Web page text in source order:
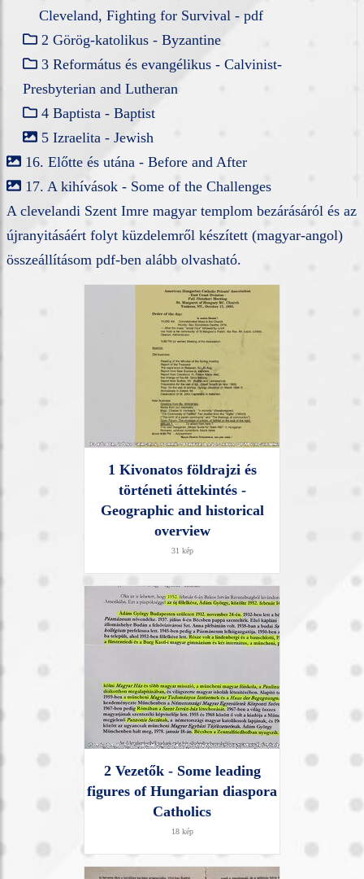
Cleveland, Fighting for Survival - pdf
2 Görög-katolikus - Byzantine
3 Református és evangélikus - Calvinist-
Presbyterian and Lutheran
4 Baptista - Baptist
5 Izraelita - Jewish
16. Előtte és utána - Before and After
17. A kihívások - Some of the Challenges
A clevelandi Szent Imre magyar templom bezárásáról és az
újranyitásáért folyt küzdelemről készített (magyar-angol)
összeállításom pdf-ben alább olvasható.
1 Kivonatos földrajzi és
történeti áttekintés -
Geographic and historical
overview
31 kép
2 Vezetők - Some leading
figures of Hungarian diaspora
Catholics
18 kép